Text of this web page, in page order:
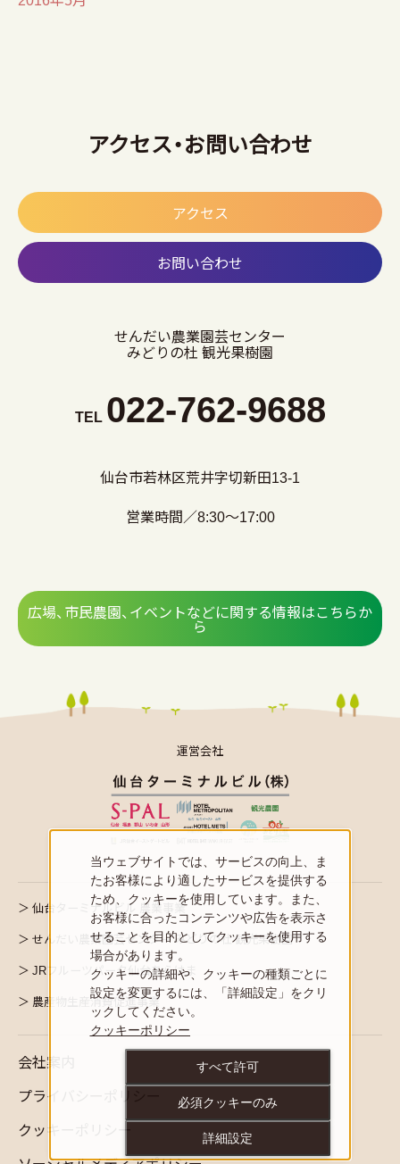
アクセス・お問い合わせ
アクセス
お問い合わせ
せんだい農業園芸センター
みどりの杜 観光果樹園
TEL 022-762-9688
仙台市若林区荒井字切新田13-1
営業時間／8:30～17:00
広場、市民農園、イベントなどに関する情報はこちらか
ら
運営会社
仙台ターミナルビル 農業事業
せんだい農業園芸センター みどりの杜 観光果樹園
JRフルーツパーク仙台あらはま
農産物生産消費促進事業
会社案内
プライバシーポリシー
クッキーポリシー
当ウェブサイトでは、サービスの向上、ま
たお客様により適したサービスを提供する
ため、クッキーを使用しています。また、
お客様に合ったコンテンツや広告を表示さ
せることを目的としてクッキーを使用する
場合があります。
クッキーの詳細や、クッキーの種類ごとに
設定を変更するには、「詳細設定」をクリ
ックしてください。
クッキーポリシー
すべて許可
必須クッキーのみ
詳細設定